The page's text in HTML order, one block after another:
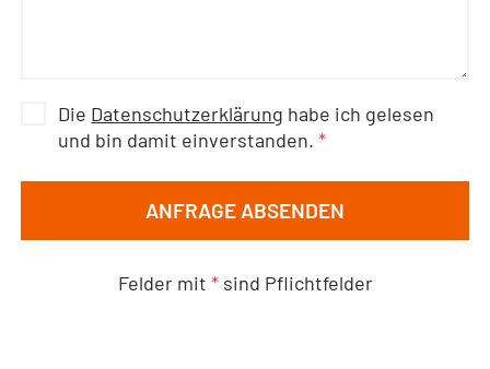
Die Datenschutzerklärung habe ich gelesen
und bin damit einverstanden.*
ANFRAGE ABSENDEN
Felder mit *sind Pflichtfelder